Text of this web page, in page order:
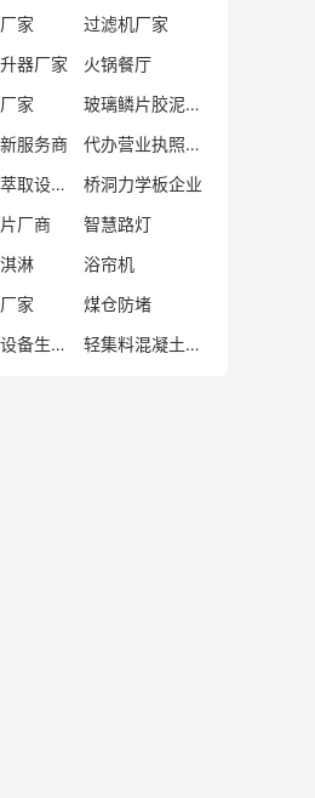
家
过滤机厂家
器厂家
火锅餐厅
家
玻璃鳞片胶泥厂商
服务商
代办营业执照公司
超临界萃取设备厂家
桥洞力学板企业
厂商
智慧路灯
淋
浴帘机
家
煤仓防堵
波纹管设备生产厂商 轻集料混凝土厂家